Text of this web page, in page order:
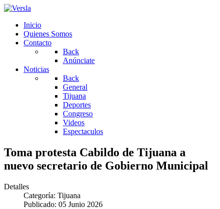
Inicio
Quienes Somos
Contacto
Back
Anúnciate
Noticias
Back
General
Tijuana
Deportes
Congreso
Videos
Espectaculos
Toma protesta Cabildo de Tijuana a
nuevo secretario de Gobierno Municipal
Detalles
Categoría: Tijuana
Publicado: 05 Junio 2026